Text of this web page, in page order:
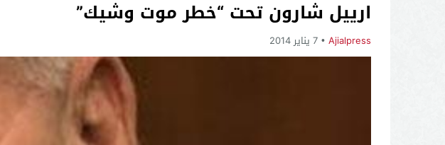
ارييل شارون تحت “خطر موت وشيك”
Ajialpress 7 يناير 2014